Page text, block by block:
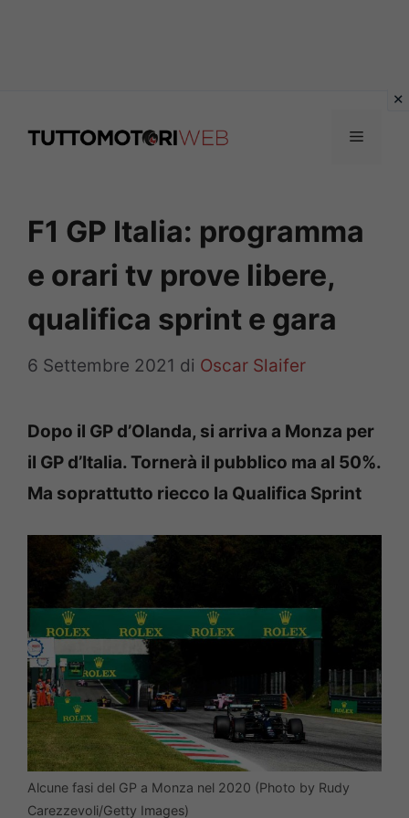
Menu
F1 GP Italia: programma
e orari tv prove libere,
qualifica sprint e gara
6 Settembre 2021 di Oscar Slaifer
Dopo il GP d’Olanda, si arriva a Monza per
il GP d’Italia. Tornerà il pubblico ma al 50%.
Ma soprattutto riecco la Qualifica Sprint
Alcune fasi del GP a Monza nel 2020 (Photo by Rudy
Carezzevoli/Getty Images)